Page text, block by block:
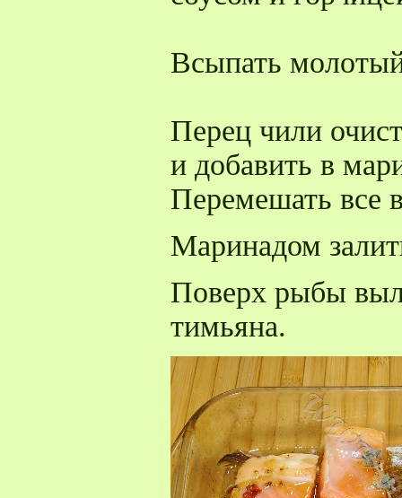
Всыпать
Перец чили
и добавить в
Перемешать все
Маринадом
Поверх рыбы
тимьяна.